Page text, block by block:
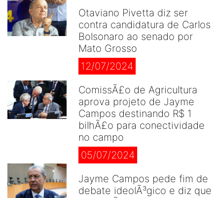
Otaviano Pivetta diz ser
contra candidatura de Carlos
Bolsonaro ao senado por
Mato Grosso
12/07/2024
ComissÃ£o de Agricultura
aprova projeto de Jayme
Campos destinando R$ 1
bilhÃ£o para conectividade
no campo
05/07/2024
Jayme Campos pede fim de
debate ideolÃ³gico e diz que